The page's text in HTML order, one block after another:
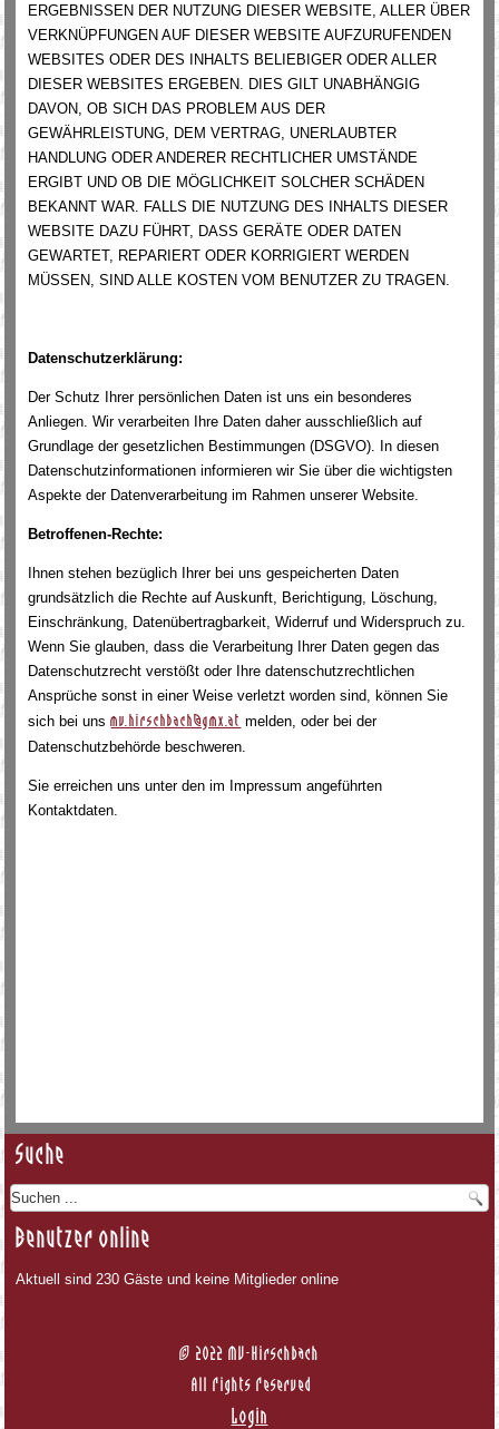
ERGEBNISSEN DER NUTZUNG DIESER WEBSITE, ALLER ÜBER
VERKNÜPFUNGEN AUF DIESER WEBSITE AUFZURUFENDEN
WEBSITES ODER DES INHALTS BELIEBIGER ODER ALLER
DIESER WEBSITES ERGEBEN. DIES GILT UNABHÄNGIG
DAVON, OB SICH DAS PROBLEM AUS DER
GEWÄHRLEISTUNG, DEM VERTRAG, UNERLAUBTER
HANDLUNG ODER ANDERER RECHTLICHER UMSTÄNDE
ERGIBT UND OB DIE MÖGLICHKEIT SOLCHER SCHÄDEN
BEKANNT WAR. FALLS DIE NUTZUNG DES INHALTS DIESER
WEBSITE DAZU FÜHRT, DASS GERÄTE ODER DATEN
GEWARTET, REPARIERT ODER KORRIGIERT WERDEN
MÜSSEN, SIND ALLE KOSTEN VOM BENUTZER ZU TRAGEN.
Datenschutzerklärung:
Der Schutz Ihrer persönlichen Daten ist uns ein besonderes
Anliegen. Wir verarbeiten Ihre Daten daher ausschließlich auf
Grundlage der gesetzlichen Bestimmungen (DSGVO). In diesen
Datenschutzinformationen informieren wir Sie über die wichtigsten
Aspekte der Datenverarbeitung im Rahmen unserer Website.
Betroffenen-Rechte:
Ihnen stehen bezüglich Ihrer bei uns gespeicherten Daten
grundsätzlich die Rechte auf Auskunft, Berichtigung, Löschung,
Einschränkung, Datenübertragbarkeit, Widerruf und Widerspruch zu.
Wenn Sie glauben, dass die Verarbeitung Ihrer Daten gegen das
Datenschutzrecht verstößt oder Ihre datenschutzrechtlichen
Ansprüche sonst in einer Weise verletzt worden sind, können Sie
sich bei unsmv.hirschbach@gmx.at melden, oder bei der
Datenschutzbehörde beschweren.
Sie erreichen uns unter den im Impressum angeführten
Kontaktdaten.
Suche
Benutzer online
Aktuell sind 230 Gäste und keine Mitglieder online
© 2022 MV-Hirschbach
All Rights Reserved
Login